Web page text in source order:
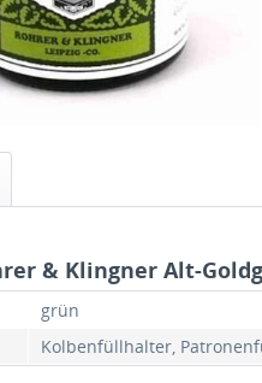
& Klingner Alt-
grün
Kolbenfüllhalter,